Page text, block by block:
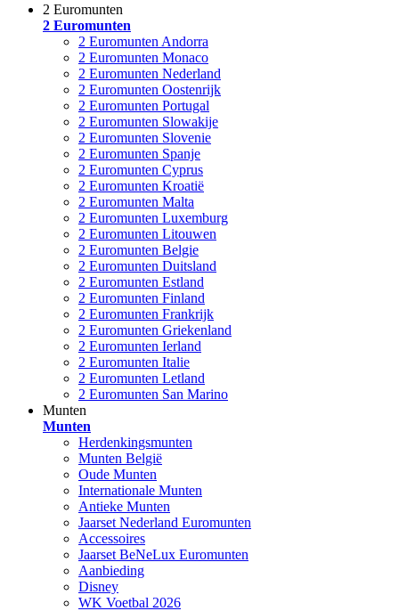
2 Euromunten
2 Euromunten
2 Euromunten Andorra
2 Euromunten Monaco
2 Euromunten Nederland
2 Euromunten Oostenrijk
2 Euromunten Portugal
2 Euromunten Slowakije
2 Euromunten Slovenie
2 Euromunten Spanje
2 Euromunten Cyprus
2 Euromunten Kroatië
2 Euromunten Malta
2 Euromunten Luxemburg
2 Euromunten Litouwen
2 Euromunten Belgie
2 Euromunten Duitsland
2 Euromunten Estland
2 Euromunten Finland
2 Euromunten Frankrijk
2 Euromunten Griekenland
2 Euromunten Ierland
2 Euromunten Italie
2 Euromunten Letland
2 Euromunten San Marino
Munten
Munten
Herdenkingsmunten
Munten België
Oude Munten
Internationale Munten
Antieke Munten
Jaarset Nederland Euromunten
Accessoires
Jaarset BeNeLux Euromunten
Aanbieding
Disney
WK Voetbal 2026